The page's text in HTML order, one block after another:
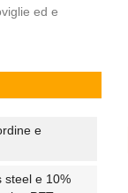
ed e
e
steel e 10%